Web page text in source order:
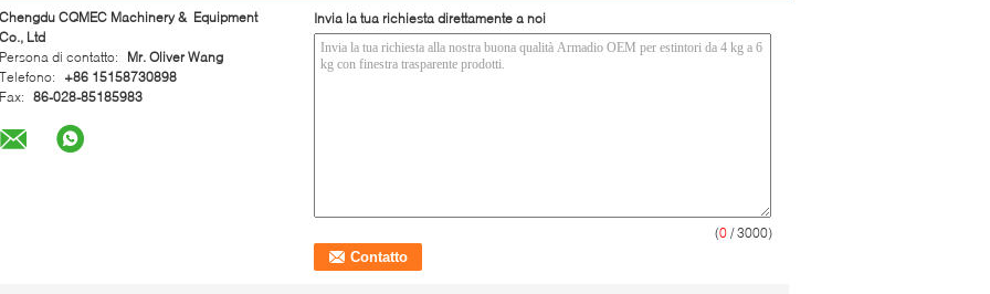
Chengdu CQMEC Machinery & Equipment
Co., Ltd
Persona di contatto:
Mr. Oliver Wang
Telefono:
+86 15158730898
Fax: 86-028-85185983
Invia la tua richiesta direttamente a noi
(0 / 3000)